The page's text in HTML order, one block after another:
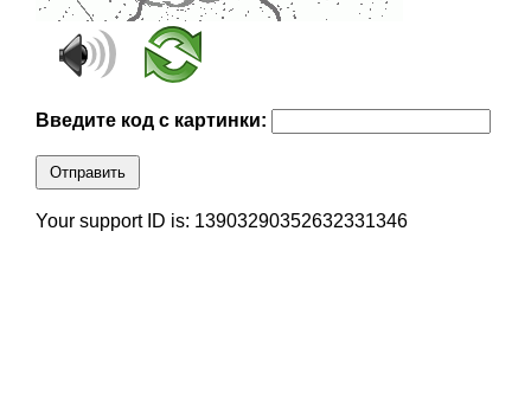
Введите код с картинки:
Отправить
Your support ID is: 13903290352632331346